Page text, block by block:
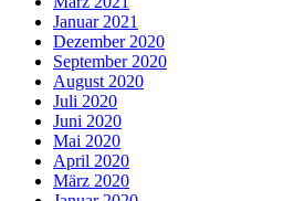
Januar 2021
Dezember 2020
September 2020
August 2020
Juli 2020
Juni 2020
Mai 2020
April 2020
März 2020